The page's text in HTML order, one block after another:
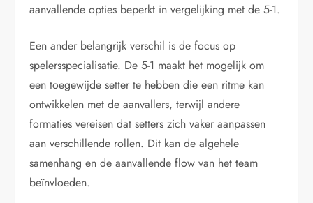
aanvallende opties beperkt in vergelijking met de 5-1.
Een ander belangrijk verschil is de focus op
spelersspecialisatie. De 5-1 maakt het mogelijk om
een toegewijde setter te hebben die een ritme kan
ontwikkelen met de aanvallers, terwijl andere
formaties vereisen dat setters zich vaker aanpassen
aan verschillende rollen. Dit kan de algehele
samenhang en de aanvallende flow van het team
beïnvloeden.